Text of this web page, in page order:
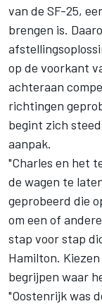
van de SF-25,
brengen is.
op de voorkant
achteraan
richtingen
begint zich
aanpak.
"Charles en het
de wagen te
geprobeerd die
om een of
stap voor stap
Hamilton.
begrijpen waar
"Oostenrijk was